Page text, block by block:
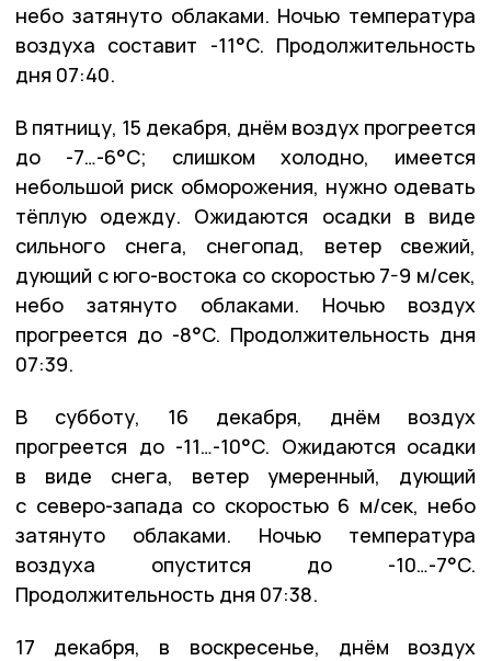
небо затянуто облаками. Ночью температура
воздуха составит -11°C. Продолжительность
дня 07:40.
В пятницу, 15 декабря, днём воздух прогреется
до -7…-6°C; слишком холодно, имеется
небольшой риск обморожения, нужно одевать
тёплую одежду. Ожидаются осадки в виде
сильного снега, снегопад, ветер свежий,
дующий с юго-востока со скоростью 7-9 м/сек,
небо затянуто облаками. Ночью воздух
прогреется до -8°C. Продолжительность дня
07:39.
В субботу, 16 декабря, днём воздух
прогреется до -11…-10°C. Ожидаются осадки
в виде снега, ветер умеренный, дующий
с северо-запада со скоростью 6 м/сек, небо
затянуто облаками. Ночью температура
воздуха опустится до -10…-7°C.
Продолжительность дня 07:38.
17 декабря, в воскресенье, днём воздух